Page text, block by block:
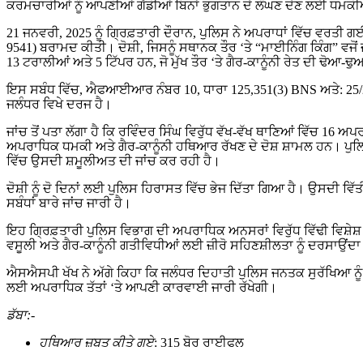
ਕਰਮਚਾਰੀਆਂ ਨੂੰ ਆਪਣੀਆਂ ਗੱਡੀਆਂ ਬਿਨਾਂ ਭੁਗਤਾਨ ਦੇ ਲੰਘਣ ਦੇਣ ਲਈ
21 ਜਨਵਰੀ, 2025 ਨੂੰ ਗ੍ਰਿਫ਼ਤਾਰੀ ਦੌਰਾਨ, ਪੁਲਿਸ ਨੇ ਅਪਰਾਧਾਂ ਵਿੱਚ
9541) ਬਰਾਮਦ ਕੀਤੀ। ਦੋਸ਼ੀ, ਜਿਸਨੂੰ ਸਥਾਨਕ ਤੌਰ ‘ਤੇ “ਮਾਈਨਿੰਗ ਕਿੰਗ”
13 ਟਰਾਲੀਆਂ ਅਤੇ 5 ਟਿੱਪਰ ਹਨ, ਜੋ ਮੁੱਖ ਤੌਰ ‘ਤੇ ਗੈਰ-ਕਾਨੂੰਨੀ ਰੇਤ ਦੀ
ਇਸ ਸਬੰਧ ਵਿੱਚ, ਐਫਆਈਆਰ ਨੰਬਰ 10, ਧਾਰਾ 125,351(3) BNS ਅਤੇ:
ਜਲੰਧਰ ਵਿਖੇ ਦਰਜ ਹੈ।
ਜਾਂਚ ਤੋਂ ਪਤਾ ਲੱਗਾ ਹੈ ਕਿ ਰਵਿੰਦਰ ਸਿੰਘ ਵਿਰੁੱਧ ਵੱਖ-ਵੱਖ ਥਾਣਿਆਂ ਵਿੱਚ 16
ਅਪਰਾਧਿਕ ਧਮਕੀ ਅਤੇ ਗੈਰ-ਕਾਨੂੰਨੀ ਹਥਿਆਰ ਰੱਖਣ ਦੇ ਦੋਸ਼ ਸ਼ਾਮਲ ਹਨ।
ਵਿੱਚ ਉਸਦੀ ਸ਼ਮੂਲੀਅਤ ਦੀ ਜਾਂਚ ਕਰ ਰਹੀ ਹੈ।
ਦੋਸ਼ੀ ਨੂੰ ਦੋ ਦਿਨਾਂ ਲਈ ਪੁਲਿਸ ਹਿਰਾਸਤ ਵਿੱਚ ਭੇਜ ਦਿੱਤਾ ਗਿਆ ਹੈ। ਉਸਦੀ
ਸਬੰਧਾਂ ਬਾਰੇ ਜਾਂਚ ਜਾਰੀ ਹੈ।
ਇਹ ਗ੍ਰਿਫ਼ਤਾਰੀ ਪੁਲਿਸ ਵਿਭਾਗ ਦੀ ਅਪਰਾਧਿਕ ਅਨਸਰਾਂ ਵਿਰੁੱਧ ਵਿੱਢੀ
ਵਸੂਲੀ ਅਤੇ ਗੈਰ-ਕਾਨੂੰਨੀ ਗਤੀਵਿਧੀਆਂ ਲਈ ਜ਼ੀਰੋ ਸਹਿਣਸ਼ੀਲਤਾ ਨੂੰ
ਐਸਐਸਪੀ ਖੱਖ ਨੇ ਅੱਗੇ ਕਿਹਾ ਕਿ ਜਲੰਧਰ ਦਿਹਾਤੀ ਪੁਲਿਸ ਜਨਤਕ ਸੁਰੱਖਿਆ
ਲਈ ਅਪਰਾਧਿਕ ਤੱਤਾਂ ‘ਤੇ ਆਪਣੀ ਕਾਰਵਾਈ ਜਾਰੀ ਰੱਖੇਗੀ।
ਡੱਬਾ:-
ਹਥਿਆਰ ਜ਼ਬਤ ਕੀਤੇ ਗਏ: 315 ਬੋਰ ਰਾਈਫਲ